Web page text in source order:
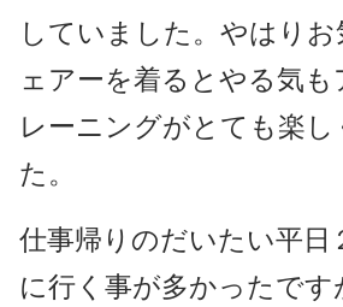
していました。やはりお
ェアーを着るとやる気も
レーニングがとても楽し
た。
仕事帰りのだいたい平日
に行く事が多かったです